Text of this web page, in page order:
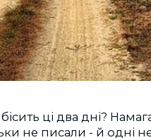
ці два дні?
не писали - й одні